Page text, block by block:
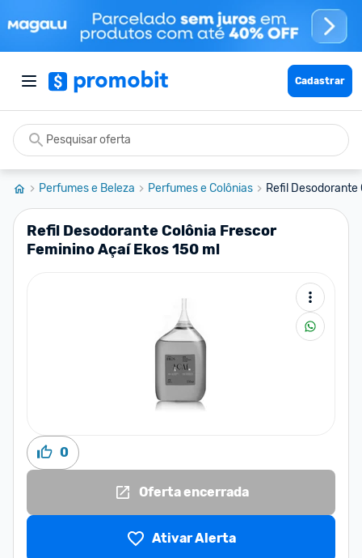
Cadastrar
Perfumes e Beleza Perfumes e Colônias Refil Desodorante
Refil Desodorante Colônia Frescor
Feminino Açaí Ekos 150 ml
0
Oferta encerrada
Ativar Alerta